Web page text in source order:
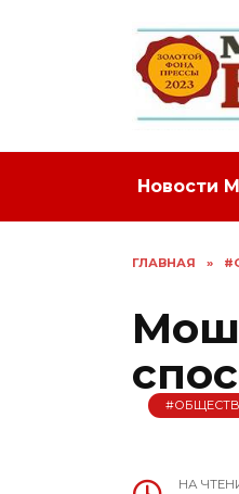
Новости
ГЛАВНАЯ »
НА